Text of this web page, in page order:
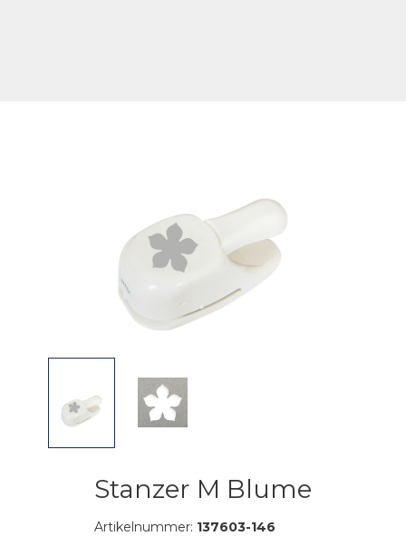
Stanzer M Blume
Artikelnummer: 137603-146